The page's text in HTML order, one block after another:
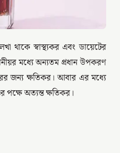
থাকে স্বাস্থ্যকর এবং ডায়েটের
মধ্যে অন্যতম প্রধান উপকরণ
জন্য ক্ষতিকর। আবার এর মধ্যে
পক্ষে অত্যন্ত ক্ষতিকর।